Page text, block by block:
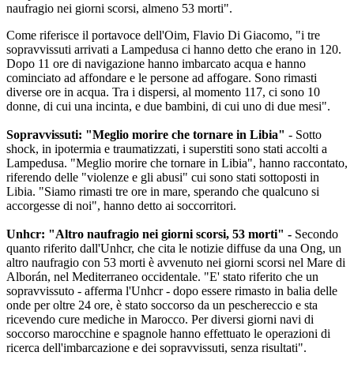
naufragio nei giorni scorsi, almeno 53 morti".
Come riferisce il portavoce dell'Oim, Flavio Di Giacomo, "i tre
sopravvissuti arrivati a Lampedusa ci hanno detto che erano in 120.
Dopo 11 ore di navigazione hanno imbarcato acqua e hanno
cominciato ad affondare e le persone ad affogare. Sono rimasti
diverse ore in acqua. Tra i dispersi, al momento 117, ci sono 10
donne, di cui una incinta, e due bambini, di cui uno di due mesi".
Sopravvissuti: "Meglio morire che tornare in Libia" - Sotto
shock, in ipotermia e traumatizzati, i superstiti sono stati accolti a
Lampedusa. "Meglio morire che tornare in Libia", hanno raccontato,
riferendo delle "violenze e gli abusi" cui sono stati sottoposti in
Libia. "Siamo rimasti tre ore in mare, sperando che qualcuno si
accorgesse di noi", hanno detto ai soccorritori.
Unhcr: "Altro naufragio nei giorni scorsi, 53 morti" - Secondo
quanto riferito dall'Unhcr, che cita le notizie diffuse da una Ong, un
altro naufragio con 53 morti è avvenuto nei giorni scorsi nel Mare di
Alborán, nel Mediterraneo occidentale. "E' stato riferito che un
sopravvissuto - afferma l'Unhcr - dopo essere rimasto in balia delle
onde per oltre 24 ore, è stato soccorso da un peschereccio e sta
ricevendo cure mediche in Marocco. Per diversi giorni navi di
soccorso marocchine e spagnole hanno effettuato le operazioni di
ricerca dell'imbarcazione e dei sopravvissuti, senza risultati".